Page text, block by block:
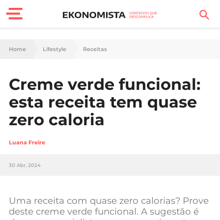
Finanças Pessoais
Carreira
Casa
Lifestyle
Sociedade
Negócios
Home Lifestyle Receitas
Creme verde funcional:
esta receita tem quase
zero caloria
Luana Freire
30 Abr, 2024
Uma receita com quase zero calorias? Prove
deste creme verde funcional. A sugestão é